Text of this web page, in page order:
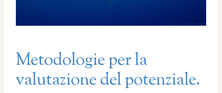
Metodologie per la
valutazione del potenziale.